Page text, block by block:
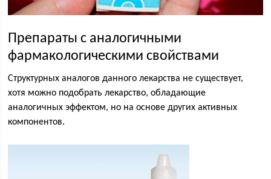
Препараты с аналогичными
фармакологическими свойствами
Структурных аналогов данного лекарства не существует,
хотя можно подобрать лекарство, обладающие
аналогичных эффектом, но на основе других активных
компонентов.